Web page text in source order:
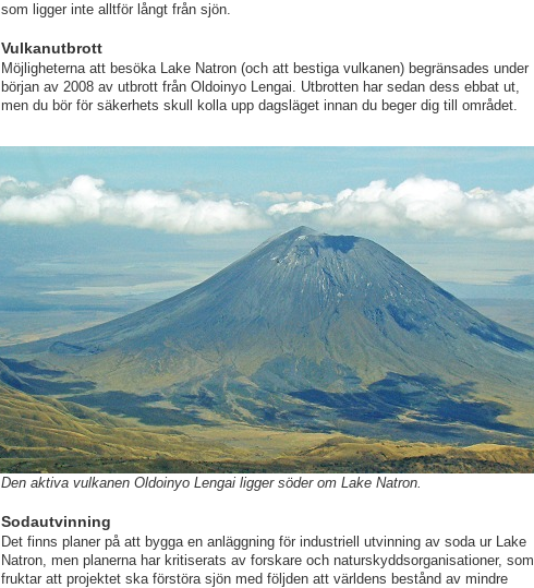
som ligger inte alltför långt från sjön.
Vulkanutbrott
Möjligheterna att besöka Lake Natron (och att bestiga vulkanen) begränsades under
början av 2008 av utbrott från Oldoinyo Lengai. Utbrotten har sedan dess ebbat ut,
men du bör för säkerhets skull kolla upp dagsläget innan du beger dig till området.
Den aktiva vulkanen Oldoinyo Lengai ligger söder om Lake Natron.
Sodautvinning
Det finns planer på att bygga en anläggning för industriell utvinning av soda ur Lake
Natron, men planerna har kritiserats av forskare och naturskyddsorganisationer, som
fruktar att projektet ska förstöra sjön med följden att världens bestånd av mindre